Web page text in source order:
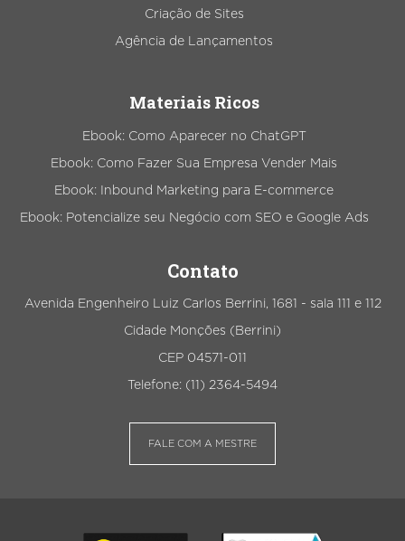
Criação de Sites
Agência de Lançamentos
Materiais Ricos
Ebook: Como Aparecer no ChatGPT
Ebook: Como Fazer Sua Empresa Vender Mais
Ebook: Inbound Marketing para E-commerce
Ebook: Potencialize seu Negócio com SEO e Google Ads
Contato
Avenida Engenheiro Luiz Carlos Berrini, 1681 - sala 111 e 112
Cidade Monções (Berrini)
CEP 04571-011
Telefone: (11) 2364-5494
FALE COM A MESTRE